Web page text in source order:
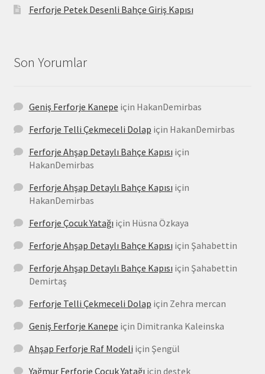
Ferforje Petek Desenli Bahçe Giriş Kapısı
Son Yorumlar
Geniş Ferforje Kanepe için HakanDemirbas
Ferforje Telli Çekmeceli Dolap için HakanDemirbas
Ferforje Ahşap Detaylı Bahçe Kapısı için
HakanDemirbas
Ferforje Ahşap Detaylı Bahçe Kapısı için
HakanDemirbas
Ferforje Çocuk Yatağı için Hüsna Özkaya
Ferforje Ahşap Detaylı Bahçe Kapısı için Şahabettin
Ferforje Ahşap Detaylı Bahçe Kapısı için Şahabettin
Demirtaş
Ferforje Telli Çekmeceli Dolap için Zehra mercan
Geniş Ferforje Kanepe için Dimitranka Kaleinska
Ahşap Ferforje Raf Modeli için Şengül
Yağmur Ferforje Çocuk Yatağı için destek